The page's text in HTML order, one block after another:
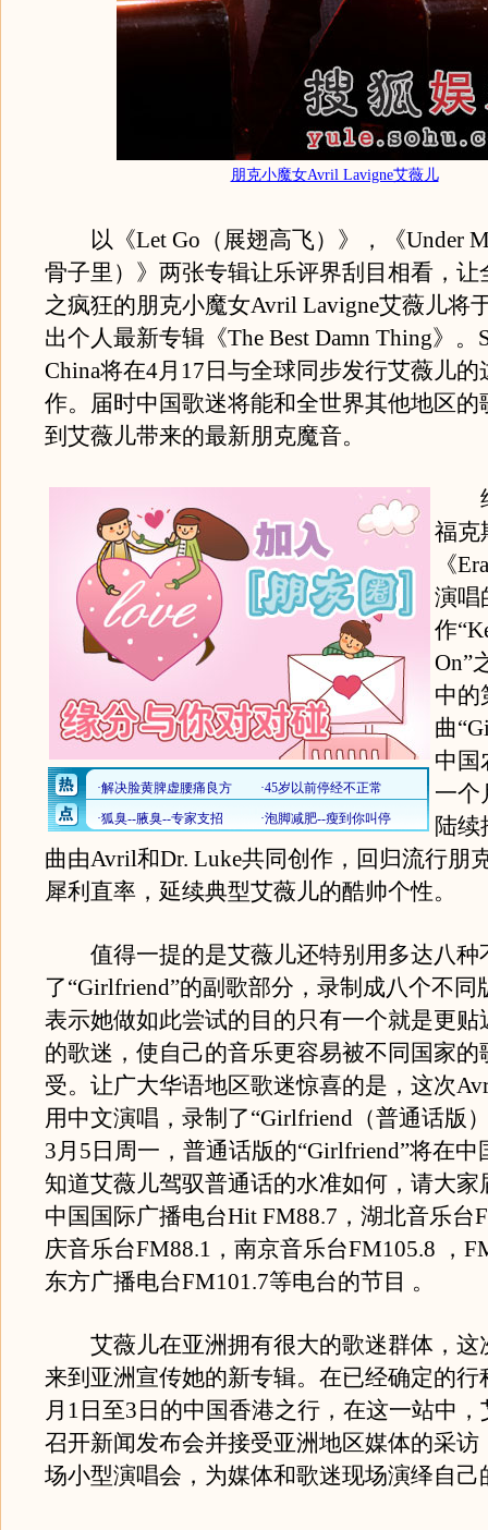
朋克小魔女Avril Lavigne艾薇儿
以《Let Go（展翅高飞）》，《Under
骨子里）》两张专辑让乐评界刮目相看，让
之疯狂的朋克小魔女Avril Lavigne艾薇儿将
出个人最新专辑《The Best Damn Thing》。
China将在4月17日与全球同步发行艾薇儿的
作。届时中国歌迷将能和全世界其他地区的
到艾薇儿带来的最新朋克魔音。
继
福克
《
演唱
作
On”
中的
曲
中国
一个
陆续
曲由Avril和Dr. Luke共同创作，回归流行朋
犀利直率，延续典型艾薇儿的酷帅个性。
值得一提的是艾薇儿还特别用多达八种
了“Girlfriend”的副歌部分，录制成八个不同
表示她做如此尝试的目的只有一个就是更贴
的歌迷，使自己的音乐更容易被不同国家的
受。让广大华语地区歌迷惊喜的是，这次
用中文演唱，录制了“Girlfriend（普通话版
3月5日周一，普通话版的“Girlfriend”将在中
知道艾薇儿驾驭普通话的水准如何，请大家
中国国际广播电台Hit FM88.7，湖北音乐台
庆音乐台FM88.1，南京音乐台FM105.8 ，
东方广播电台FM101.7等电台的节目 。
艾薇儿在亚洲拥有很大的歌迷群体，这
来到亚洲宣传她的新专辑。在已经确定的行
月1日至3日的中国香港之行，在这一站中
召开新闻发布会并接受亚洲地区媒体的采访
场小型演唱会，为媒体和歌迷现场演绎自己